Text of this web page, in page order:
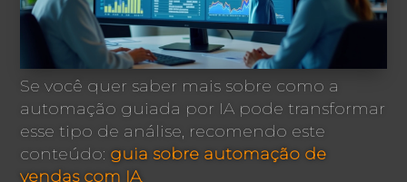
Se você quer saber mais sobre como a
automação guiada por IA pode transformar
esse tipo de análise, recomendo este
conteúdo: guia sobre automação de
vendas com IA.